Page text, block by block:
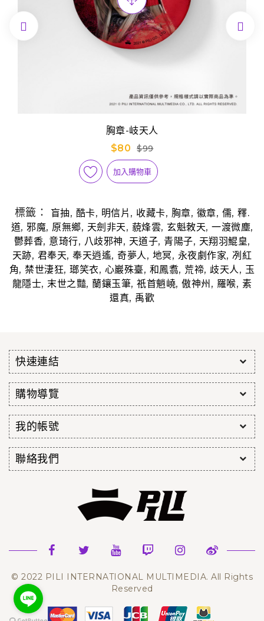
胸章-岐天人
$80
$99
加入購物車
 
標籤： 盲抽, 酷卡, 明信片 , 收藏卡, 胸章, 徽章, 儒,釋.
道, 邪魔, 原無鄉, 天劍非天, 藐烽雲, 玄魁敇天, 一渡微塵,
鬱葬香, 意琦行, 八歧邪神, 天道子, 青陽子, 天翔羽鯤皇,
天跡, 君奉天,奉天逍遙,奇夢人, 地冥, 永夜劇作家,冽紅
角,禁世淒狂,瑯笑衣, 心巖殊臺, 和鳳翥, 荒禘,歧天人, 玉
龍隱士,末世之豔, 蘭鑲玉筆,祇首魈嶢,傲神州 , 羅喉, 素
還真, 禹歡
快速連結
購物導覽
我的帳號
聯絡我們
© 2022 PILI INTERNATIONAL MULTIMEDIA. All Rights
Reserved